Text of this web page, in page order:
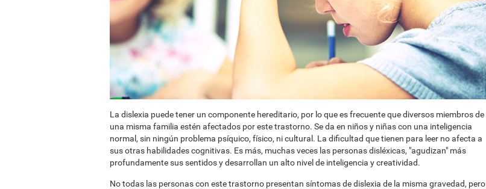
La dislexia puede tener un componente hereditario, por lo que es frecuente que diversos miembros de
una misma familia estén afectados por este trastorno. Se da en niños y niñas con una inteligencia
normal, sin ningún problema psíquico, físico, ni cultural. La dificultad que tienen para leer no afecta a
sus otras habilidades cognitivas. Es más, muchas veces las personas disléxicas, "agudizan" más
profundamente sus sentidos y desarrollan un alto nivel de inteligencia y creatividad.
No todas las personas con este trastorno presentan síntomas de dislexia de la misma gravedad, pero